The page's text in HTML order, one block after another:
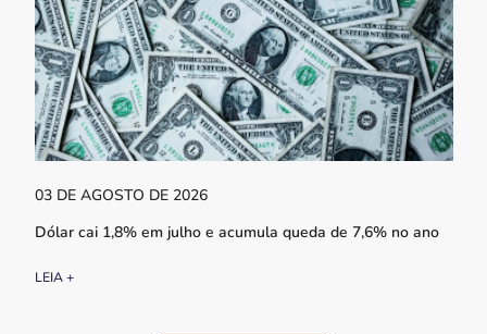
03 DE AGOSTO DE 2026
Dólar cai 1,8% em julho e acumula queda de 7,6% no ano
LEIA +